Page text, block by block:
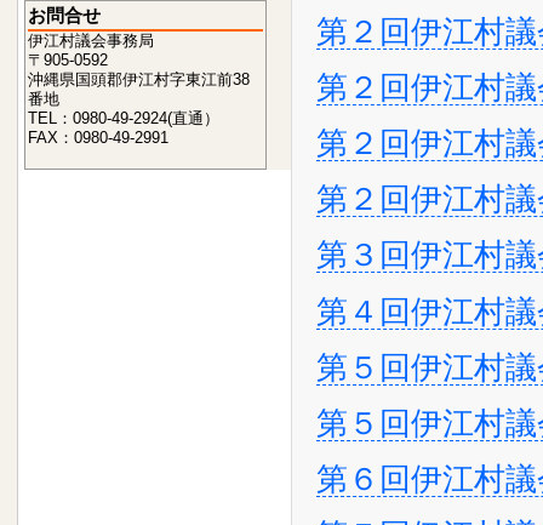
第２回伊江村
第２回伊江村
第２回伊江村
第２回伊江村
第３回伊江村
第４回伊江村
第５回伊江村
第５回伊江村
第６回伊江村
お問合せ
伊江村議会事務局
〒905-0592
沖縄県国頭郡伊江村字東江前38
番地
TEL：0980-49-2924(直通）
FAX：0980-49-2991